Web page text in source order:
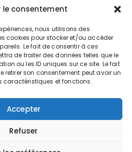
le consentement
nous utilisons des
cookies pour stocker et/ou accéder
Le fait de consentir à ces
de traiter des données telles que le
ou les ID uniques sur ce site. Le fait
retirer son consentement peut avoir un
caractéristiques et fonctions.
Accepter
Refuser
votre cabinet